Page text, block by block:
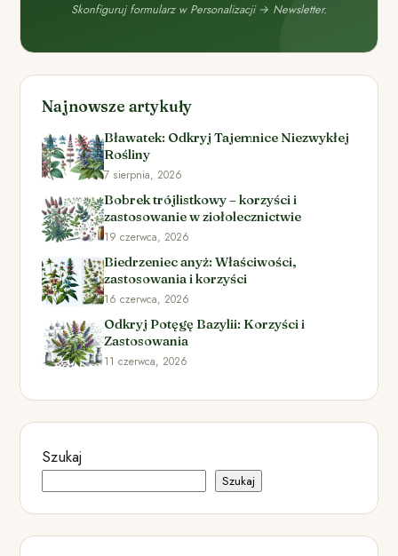
Skonfiguruj formularz w Personalizacji → Newsletter.
Najnowsze artykuły
Bławatek: Odkryj Tajemnice Niezwykłej
Rośliny
7 sierpnia, 2026
Bobrek trójlistkowy – korzyści i
zastosowanie w ziołolecznictwie
19 czerwca, 2026
Biedrzeniec anyż: Właściwości,
zastosowania i korzyści
16 czerwca, 2026
Odkryj Potęgę Bazylii: Korzyści i
Zastosowania
11 czerwca, 2026
Szukaj
Szukaj